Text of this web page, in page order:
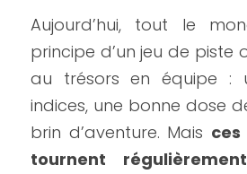
Aujourd’hui, tout le
principe d’un jeu de piste
au trésors en équipe :
indices, une bonne dose
brin d’aventure. Mais
tournent